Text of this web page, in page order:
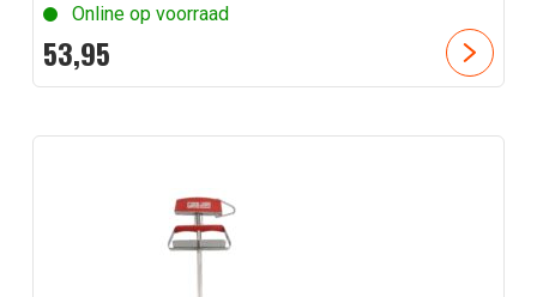
Online op voorraad
53,95